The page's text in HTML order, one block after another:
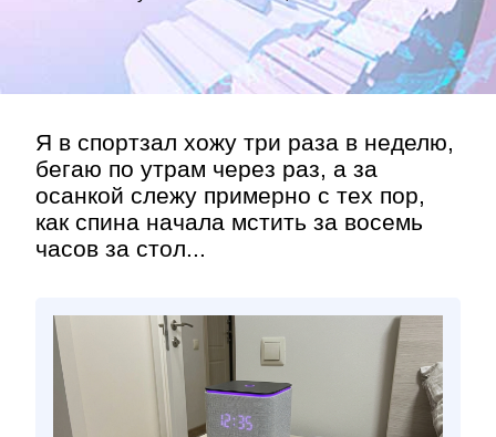
Я в спортзал хожу три раза в неделю,
бегаю по утрам через раз, а за
осанкой слежу примерно с тех пор,
как спина начала мстить за восемь
часов за стол...
»
Контакт»